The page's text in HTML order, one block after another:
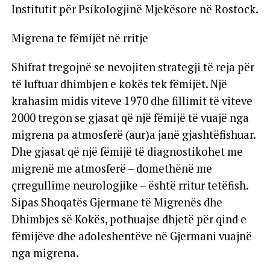
Institutit për Psikologjinë Mjekësore në Rostock.
Migrena te fëmijët në rritje
Shifrat tregojnë se nevojiten strategji të reja për
të luftuar dhimbjen e kokës tek fëmijët. Një
krahasim midis viteve 1970 dhe fillimit të viteve
2000 tregon se gjasat që një fëmijë të vuajë nga
migrena pa atmosferë (aur)a janë gjashtëfishuar.
Dhe gjasat që një fëmijë të diagnostikohet me
migrenë me atmosferë – domethënë me
çrregullime neurologjike – është rritur tetëfish.
Sipas Shoqatës Gjermane të Migrenës dhe
Dhimbjes së Kokës, pothuajse dhjetë për qind e
fëmijëve dhe adoleshentëve në Gjermani vuajnë
nga migrena.